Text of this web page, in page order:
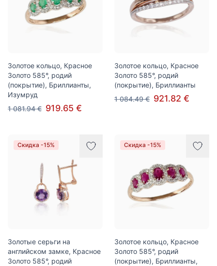
Золотое кольцо, Красное
Золото 585°, родий
(покрытие), Бриллианты,
Изумруд
1 081.94 € 919.65 €
Золотое кольцо, Красное
Золото 585°, родий
(покрытие), Бриллианты
1 084.49 € 921.82 €
Скидка -15%
Золотые серьги на
английском замке, Красное
Золото 585°, родий
Скидка -15%
Золотое кольцо, Красное
Золото 585°, родий
(покрытие), Бриллианты,